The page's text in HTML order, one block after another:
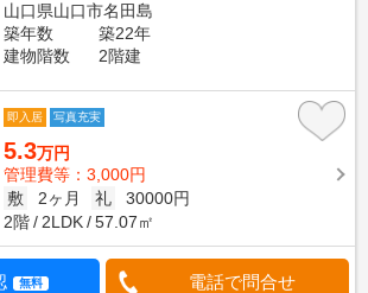
山口県山口市名田島
築年数
築22年
建物階数
2階建
即入居 写真充実
5.3万円
管理費等：3,000円
敷
2ヶ月 礼
30000円
2階
2LDK 57.07㎡
無料 電話で問合せ